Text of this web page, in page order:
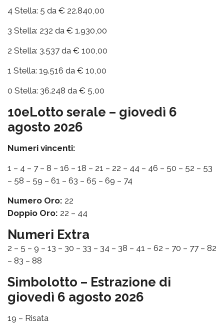
4 Stella: 5 da € 22.840,00
3 Stella: 232 da € 1.930,00
2 Stella: 3.537 da € 100,00
1 Stella: 19.516 da € 10,00
0 Stella: 36.248 da € 5,00
10eLotto serale – giovedì 6
agosto 2026
Numeri vincenti:
1 – 4 – 7 – 8 – 16 – 18 – 21 – 22 – 44 – 46 – 50 – 52 – 53
– 58 – 59 – 61 – 63 – 65 – 69 – 74
Numero Oro: 22
Doppio Oro: 22 – 44
Numeri Extra
2 – 5 – 9 – 13 – 30 – 33 – 34 – 38 – 41 – 62 – 70 – 77 – 82
– 83 – 88
Simbolotto – Estrazione di
giovedì 6 agosto 2026
19 – Risata